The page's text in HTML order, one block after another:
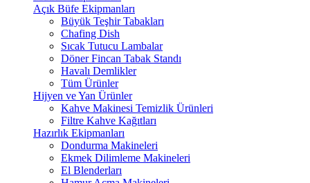
Açık Büfe Ekipmanları
Büyük Teşhir Tabakları
Chafing Dish
Sıcak Tutucu Lambalar
Döner Fincan Tabak Standı
Havalı Demlikler
Tüm Ürünler
Hijyen ve Yan Ürünler
Kahve Makinesi Temizlik Ürünleri
Filtre Kahve Kağıtları
Hazırlık Ekipmanları
Dondurma Makineleri
Ekmek Dilimleme Makineleri
El Blenderları